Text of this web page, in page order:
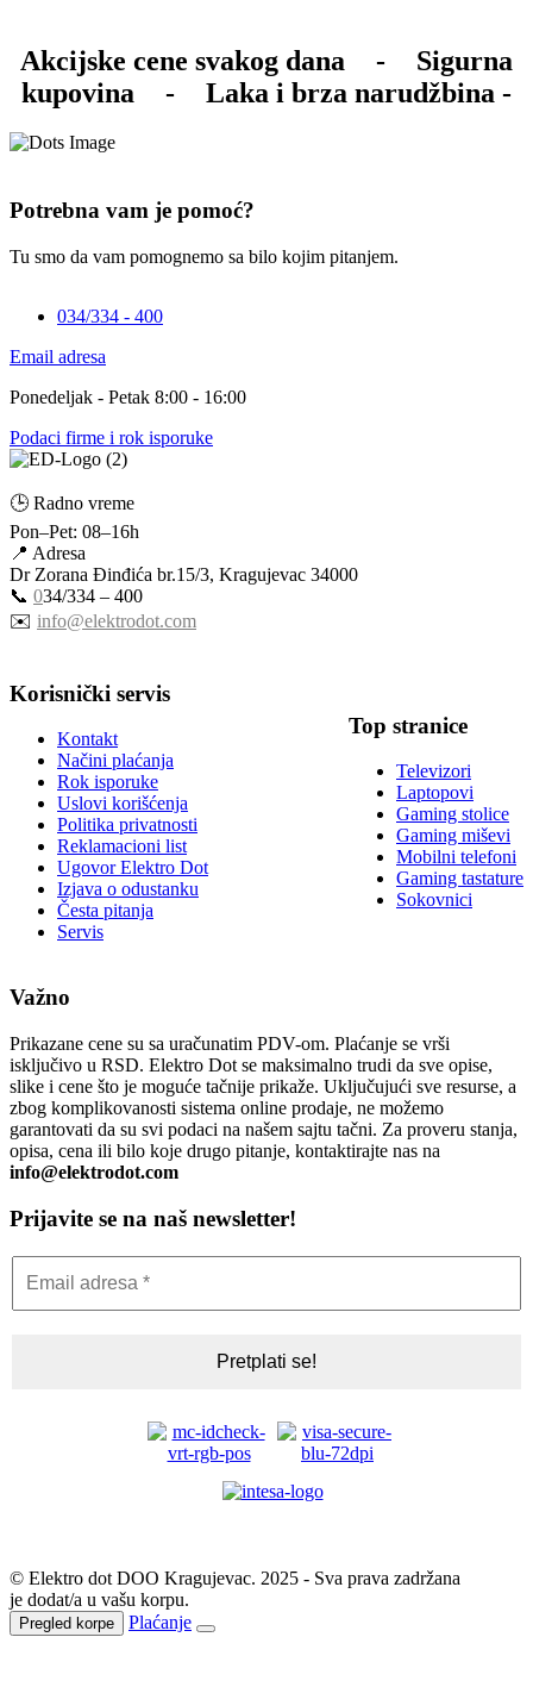
Akcijske cene svakog dana -
Sigurna
kupovina
- Laka i brza narudžbina -
Potrebna vam je pomoć?
Tu smo da vam pomognemo sa bilo kojim pitanjem.
034/334 - 400
Email adresa
Ponedeljak - Petak 8:00 - 16:00
Podaci firme i rok isporuke
🕒 Radno vreme
Pon–Pet: 08–16h
📍 Adresa
Dr Zorana Đinđića br.15/3, Kragujevac 34000
📞 034/334 – 400
✉️ info@elektrodot.com
Korisnički servis
Kontakt
Načini plaćanja
Rok isporuke
Uslovi korišćenja
Politika privatnosti
Reklamacioni list
Ugovor Elektro Dot
Izjava o odustanku
Česta pitanja
Servis
Top stranice
Televizori
Laptopovi
Gaming stolice
Gaming miševi
Mobilni telefoni
Gaming tastature
Sokovnici
Važno
Prikazane cene su sa uračunatim PDV-om. Plaćanje se vrši
isključivo u RSD. Elektro Dot se maksimalno trudi da sve opise,
slike i cene što je moguće tačnije prikaže. Uključujući sve resurse, a
zbog komplikovanosti sistema online prodaje, ne možemo
garantovati da su svi podaci na našem sajtu tačni. Za proveru stanja,
opisa, cena ili bilo koje drugo pitanje, kontaktirajte nas na
info@elektrodot.com
Prijavite se na naš newsletter!
© Elektro dot DOO Kragujevac. 2025 - Sva prava zadržana
je dodat/a u vašu korpu.
Pregled korpe Plaćanje